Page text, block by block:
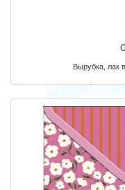
Вырубка, лак